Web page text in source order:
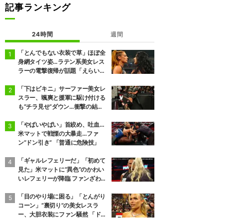
記事ランキング
24時間 週間
「とんでもない衣装で草」ほぼ全
身網タイツ姿…ラテン系美女レス
ラーの電撃復帰が話題「えらいセ
「下はビキニ」サーファー美女レ
スラー、颯爽と援軍に駆け付ける
も“チラ見せ”ダウン…衝撃の結末
「やばいやばい」首絞め、吐血…
米マットで戦慄の大暴走…ファ
ン“ドン引き” 「普通に危険技」
「ギャルレフェリーだ」「初めて
見た」米マットに“異色”のかわい
いレフェリーが降臨 ファンざわめ
「目のやり場に困る」「とんがり
コーン」“裏切り”の美女レスラ
ー、大胆衣装にファン騒然 「ドロ